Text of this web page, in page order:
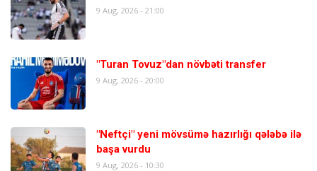
9 Aug, 2026 - 21:00
"Turan Tovuz"dan növbəti transfer
9 Aug, 2026 - 20:00
"Neftçi" yeni mövsümə hazırlığı qələbə ilə
başa vurdu
9 Aug, 2026 - 10:30